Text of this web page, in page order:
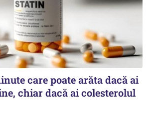
care poate arăta dacă ai
chiar dacă ai colesterolul